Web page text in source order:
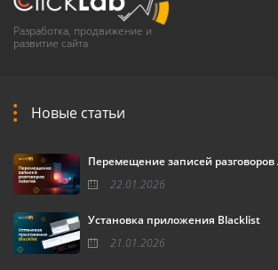
Разработка, продвижение и
развитие сайта
Новые статьи
Перемещение записей разговоров
22.01.2026
Установка приложения Blacklist
21.01.2026